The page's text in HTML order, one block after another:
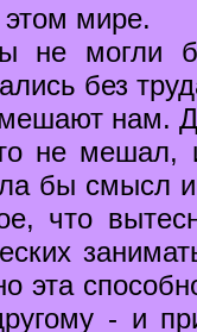
мире.
не могли
без
нам.
не мешал,
бы смысл
что
эта
- и